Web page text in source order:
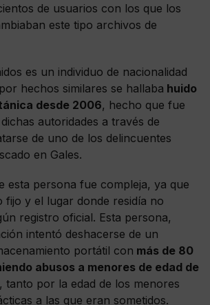
de usuarios con los que los
este tipo archivos de
es un individuo de nacionalidad
hechos similares se hallaba huido
desde 2006, hecho que fue
autoridades a través de
de uno de los delincuentes
en Gales.
esta persona fue compleja, ya que
fijo y el lugar donde residía no
registro oficial. Esta persona,
intentó deshacerse de un
portátil con más de 80
abusos a menores de edad de
, tanto por la edad de los menores
a las que eran sometidos.